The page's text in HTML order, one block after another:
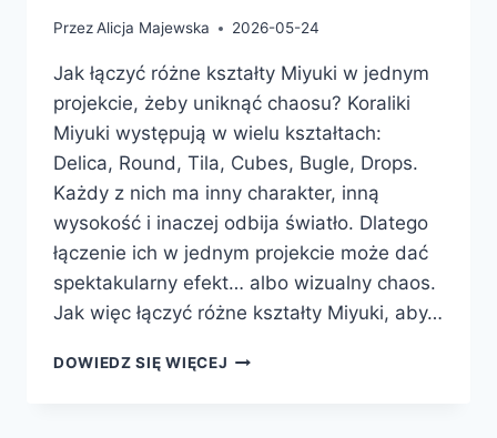
PrzezAlicja Majewska 2026-05-24
Jak łączyć różne kształty Miyuki w jednym
projekcie, żeby uniknąć chaosu? Koraliki
Miyuki występują w wielu kształtach:
Delica, Round, Tila, Cubes, Bugle, Drops.
Każdy z nich ma inny charakter, inną
wysokość i inaczej odbija światło. Dlatego
łączenie ich w jednym projekcie może dać
spektakularny efekt… albo wizualny chaos.
Jak więc łączyć różne kształty Miyuki, aby…
DOWIEDZ SIĘ WIĘCEJ JAK